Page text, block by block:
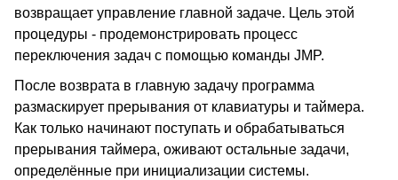
возвращает управление главной задаче. Цель этой
процедуры - продемонстрировать процесс
переключения задач с помощью команды JMP.
После возврата в главную задачу программа
размаскирует прерывания от клавиатуры и таймера.
Как только начинают поступать и обрабатываться
прерывания таймера, оживают остальные задачи,
определённые при инициализации системы.